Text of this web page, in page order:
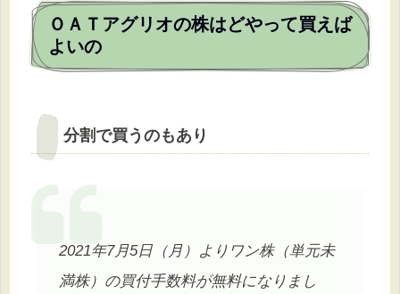
ＯＡＴアグリオの株はどやって買えば
よいの
分割で買うのもあり
2021年7月5日（月）よりワン株（単元未
満株）の買付手数料が無料になりまし